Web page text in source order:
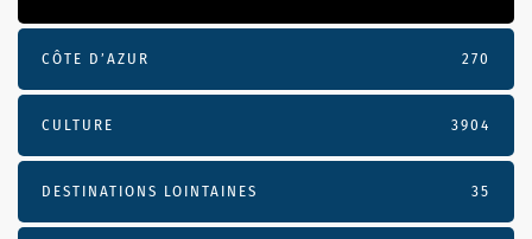
CÔTE D’AZUR 270
CULTURE 3904
DESTINATIONS LOINTAINES 35